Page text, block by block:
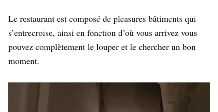
Le restaurant est composé de pleasures bâtiments qui
s’entrecroise, ainsi en fonction d’où vous arrivez vous
pouvez complètement le louper et le chercher un bon
moment.